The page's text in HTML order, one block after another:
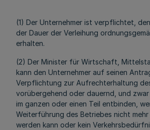
(1) Der Unternehmer ist verpflichtet,
der Dauer der Verleihung
erhalten.
(2) Der Minister für Wirtschaft,
kann den Unternehmer auf seinen
Verpflichtung zur Aufrechterhaltung
vorübergehend oder dauernd, und
im ganzen oder einen Teil entbinden,
Weiterführung des Betriebes nicht
werden kann oder kein